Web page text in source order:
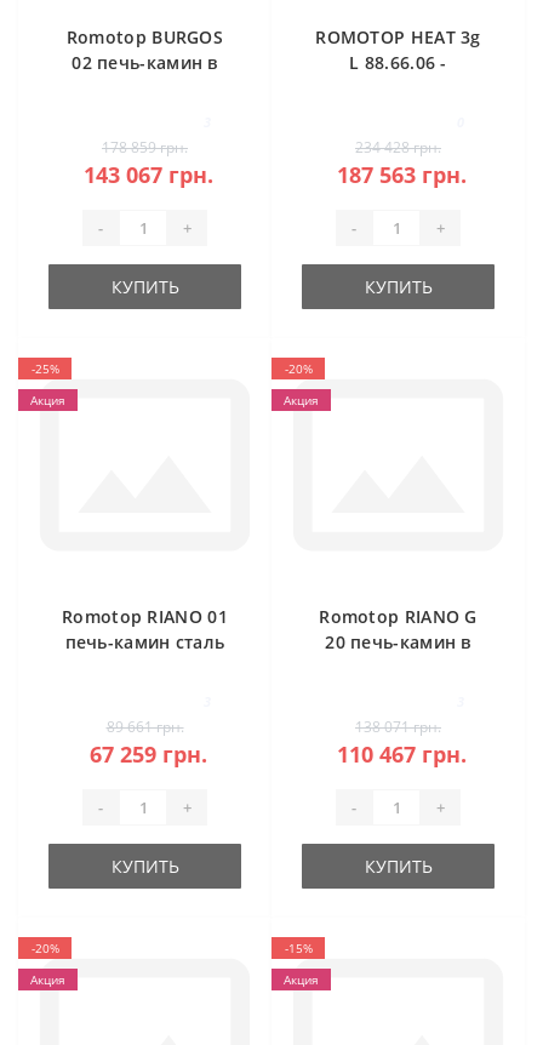
Romotop BURGOS
02 печь-камин в
178 859 грн.
143 067 грн.
- +
КУПИТЬ
ROMOTOP HEAT 3g
L 88.66.06 -
(темная камера)
234 428 грн.
187 563 грн.
- +
КУПИТЬ
-25%
Акция
Romotop RIANO 01
печь-камин сталь
89 661 грн.
67 259 грн.
- +
КУПИТЬ
-20%
Акция
Romotop RIANO G
20 печь-камин в
138 071 грн.
110 467 грн.
- +
КУПИТЬ
-20%
Акция
-15%
Акция